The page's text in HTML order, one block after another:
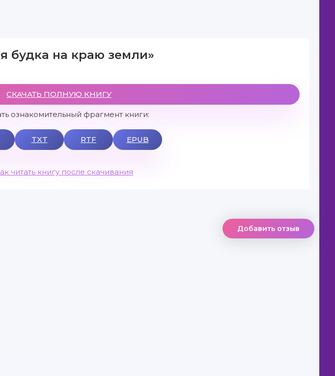
будка на краю земли»
СКАЧАТЬ ПОЛНУЮ КНИГУ
ознакомительный фрагмент книги:
TXT RTF EPUB
читать книгу после скачивания
Добавить отзыв